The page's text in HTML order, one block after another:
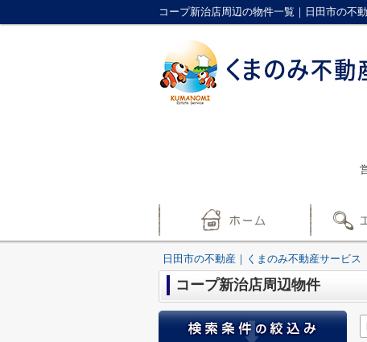
コープ新治店周辺の物件一覧｜日田市の不
日田市の不動産｜くまのみ不動産サービス
コープ新治店周辺物件